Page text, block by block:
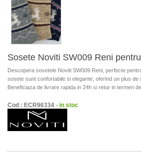
Sosete Noviti SW009 Reni
Descopera sosetele Noviti SW009 Reni, perfecte
sosete sunt confortabile si elegante, oferind un plus de
Beneficiaza de livrare rapida in 24h si retur in termen
Cod : ECR96334 - in stoc